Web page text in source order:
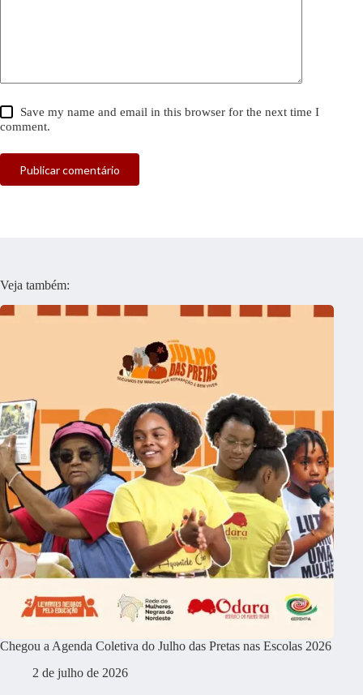
Save my name and email in this browser for the next time I
comment.
Publicar comentário
Veja também:
Chegou a Agenda Coletiva do Julho das Pretas nas Escolas 2026
2 de julho de 2026